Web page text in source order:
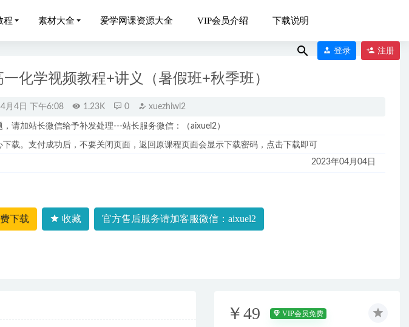
程 素材大全 爱学网课资源大全 VIP会员介绍 下载说明
登录 注册
化学视频教程+讲义（暑假班+秋季班）
月4日 下午6:08 1.23K 0 xuezhiwl2
请加站长微信给予补发处理---站长服务微信：（aixuel2）
下载。支付成功后，不要关闭页面，返回原课程页面会显示下载密码，点击下载即可
2023年04月04日
下载 收藏 官方售后服务请加客服微信：aixuel2
￥49 VIP会员免费
习全年班 2025-10-30
习教程
教程+讲义（暑假班+秋季班）
+讲义 2022-08-02